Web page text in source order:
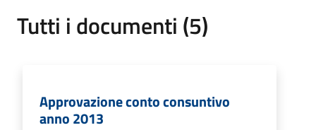
Tutti i documenti (5)
Approvazione conto consuntivo
anno 2013